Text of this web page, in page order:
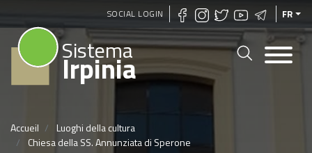
Aller
au
contenu
SOCIAL LOGIN FR
Sistema
Irpinia
Accueil
Luoghi della cultura
Chiesa della SS. Annunziata di Sperone